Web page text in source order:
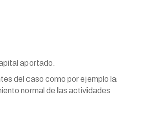
aportado.
del caso como por ejemplo la
normal de las actividades